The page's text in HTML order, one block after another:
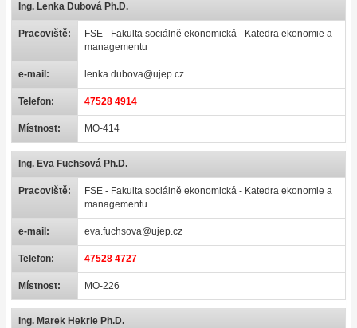
Ing. Lenka Dubová Ph.D.
Pracoviště:
FSE - Fakulta sociálně ekonomická - Katedra ekonomie a
managementu
e-mail: lenka.dubova@ujep.cz
Telefon: 47528 4914
Místnost: MO-414
Ing. Eva Fuchsová Ph.D.
Pracoviště:
FSE - Fakulta sociálně ekonomická - Katedra ekonomie a
managementu
e-mail: eva.fuchsova@ujep.cz
Telefon: 47528 4727
Místnost: MO-226
Ing. Marek Hekrle Ph.D.